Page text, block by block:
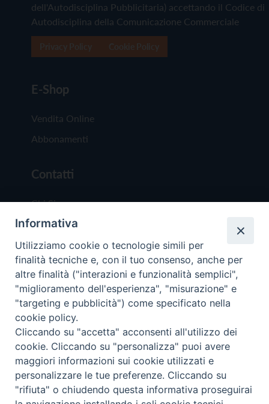
dell'Autodisciplina Pubblicitaria) accettando il Codice di
Autodisciplina della Comunicazione Commerciale
E-Shop
Vendita Online
Abbonamenti
Contatti
Chi Siamo
Redazione
Scrivici
Copyright © 2019 - Tutti i diritti riservati - Vita
Trentina Editrice
Privacy Policy
Torna
Informativa
Utilizziamo cookie o tecnologie simili per
finalità tecniche e, con il tuo consenso, anche per
altre finalità ("interazioni e funzionalità semplici",
"miglioramento dell'esperienza", "misurazione" e
"targeting e pubblicità") come specificato nella
cookie policy.
Cliccando su "accetta" acconsenti all'utilizzo dei
cookie. Cliccando su "personalizza" puoi avere
maggiori informazioni sui cookie utilizzati e
personalizzare le tue preferenze. Cliccando su
"rifiuta" o chiudendo questa informativa proseguirai